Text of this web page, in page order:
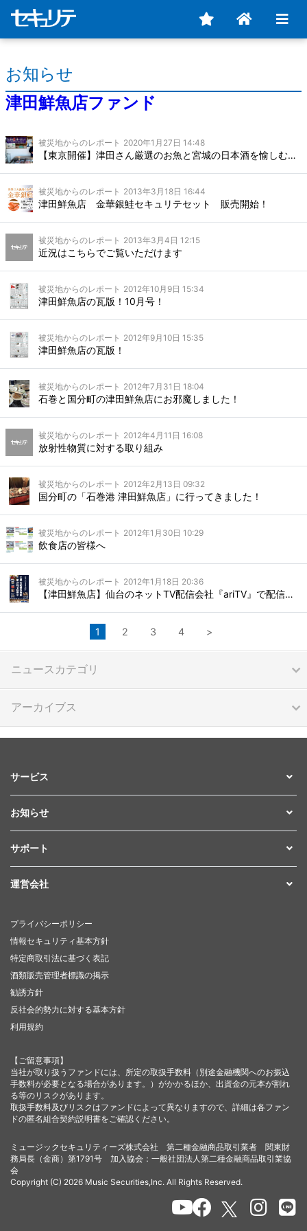
お知らせ
津田鮮魚店ファンド
被災地からのレポート 2020年1月27日 14:48
【東京開催】津田さん厳選のお魚と宮城の日本酒を愉しむツダセンナイトのご案内（2/18）
被災地からのレポート 2013年3月18日 16:44
津田鮮魚店 金華銀鮭セキュリテセット 販売開始！
被災地からのレポート 2013年3月4日 12:15
近況はこちらでご覧いただけます
被災地からのレポート 2012年10月9日 15:34
津田鮮魚店の瓦版！10月号！
被災地からのレポート 2012年9月10日 15:35
津田鮮魚店の瓦版！
被災地からのレポート 2012年7月31日 18:04
石巻と国分町の津田鮮魚店にお邪魔しました！
被災地からのレポート 2012年4月11日 16:08
放射性物質に対する取り組み
被災地からのレポート 2012年2月13日 09:32
国分町の「石巻港 津田鮮魚店」に行ってきました！
被災地からのレポート 2012年1月30日 10:29
飲食店の皆様へ
被災地からのレポート 2012年1月18日 20:36
【津田鮮魚店】仙台のネットTV配信会社『ariTV』で配信されました！
1 2 3 4 >
ニュースカテゴリ
アーカイブス
サービス
お知らせ
サポート
運営会社
プライバシーポリシー
情報セキュリティ基本方針
特定商取引法に基づく表記
酒類販売管理者標識の掲示
勧誘方針
反社会的勢力に対する基本方針
利用規約
【ご留意事項】
当社が取り扱うファンドには、所定の取扱手数料（別途金融機関へのお振込
手数料が必要となる場合があります。）がかかるほか、出資金の元本が割れ
る等のリスクがあります。
取扱手数料及びリスクはファンドによって異なりますので、詳細は各ファン
ドの匿名組合契約説明書をご確認ください。
ミュージックセキュリティーズ株式会社 第二種金融商品取引業者 関東財
務局長（金商）第1791号 加入協会：一般社団法人第二種金融商品取引業協
会
Copyright (C) 2026 Music Securities,Inc. All Rights Reserved.